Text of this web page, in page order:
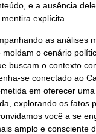
e a ausência
explícita.
as análises
o cenário
buscam o contexto
se conectado ao
em oferecer
explorando os fatos
você a se
amplo e consciente